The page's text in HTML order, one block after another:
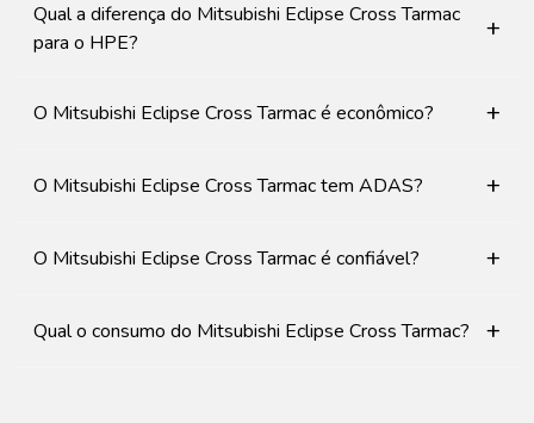
Qual a diferença do Mitsubishi Eclipse Cross Tarmac
para o HPE?
+
O Mitsubishi Eclipse Cross Tarmac é econômico? +
O Mitsubishi Eclipse Cross Tarmac tem ADAS? +
O Mitsubishi Eclipse Cross Tarmac é confiável? +
Qual o consumo do Mitsubishi Eclipse Cross Tarmac? +